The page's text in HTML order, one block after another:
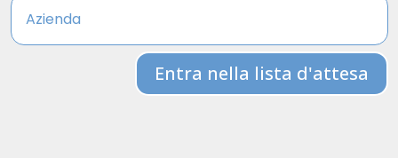
Entra nella lista d'attesa